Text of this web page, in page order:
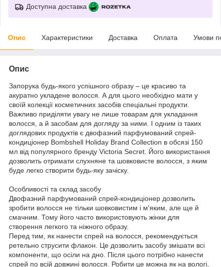
Доступна доставка
Опис Характеристики Доставка Оплата Умови
Опис
Запорука будь-якого успішного образу – це красиво та
акуратно укладене волосся. А для цього необхідно мати у
своїй колекції косметичних засобів спеціальні продукти.
Важливо приділяти увагу не лише товарам для укладання
волосся, а й засобам для догляду за ними. І одним із таких
доглядових продуктів є двофазний парфумований спрей-
кондиціонер Bombshell Holiday Brand Collection в обсязі 150
мл від популярного бренду Victoria Secret. Його використання
дозволить отримати слухняне та шовковисте волосся, з яким
буде легко створити будь-яку зачіску.
Особливості та склад засобу
Двофазний парфумований спрей-кондиціонер дозволить
зробити волосся не тільки шовковистим і м'яким, але ще й
смачним. Тому його часто використовують жінки для
створення легкого та ніжного образу.
Перед тим, як нанести спрей на волосся, рекомендується
ретельно струсити флакон. Це дозволить засобу змішати всі
компоненти, що осіли на дно. Після цього потрібно нанести
спрей по всій довжині волосся. Робити це можна як на вологі,